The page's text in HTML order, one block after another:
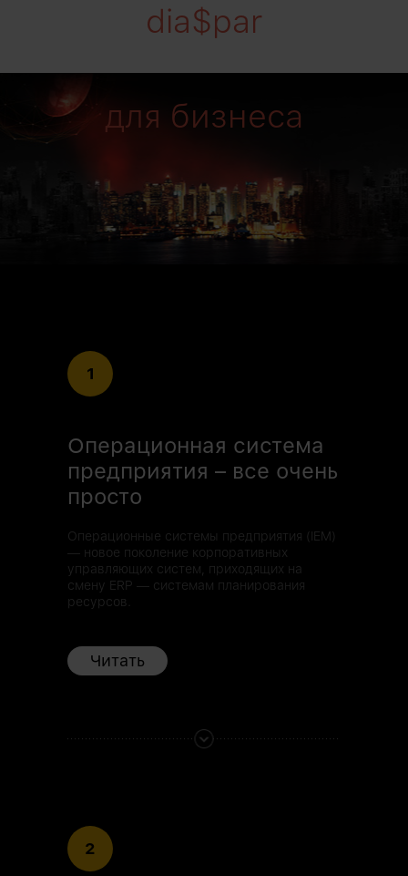
dia$par
для бизнеса
1
Операционная система
предприятия – все очень
просто
Операционные системы предприятия (IEM)
— новое поколение корпоративных
управляющих систем, приходящих на
смену ERP — системам планирования
ресурсов.
Читать
2